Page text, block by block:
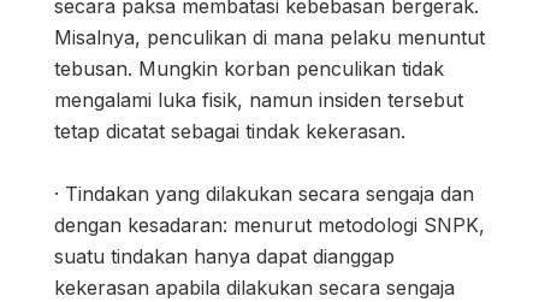
secara paksa membatasi kebebasan bergerak.
Misalnya, penculikan di mana pelaku menuntut
tebusan. Mungkin korban penculikan tidak
mengalami luka fisik, namun insiden tersebut
tetap dicatat sebagai tindak kekerasan.
· Tindakan yang dilakukan secara sengaja dan
dengan kesadaran: menurut metodologi SNPK,
suatu tindakan hanya dapat dianggap
kekerasan apabila dilakukan secara sengaja